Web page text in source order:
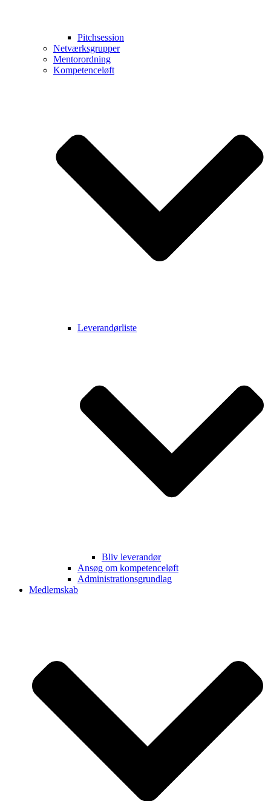
Pitchsession
Netværksgrupper
Mentorordning
Kompetenceløft
Leverandørliste
Bliv leverandør
Ansøg om kompetenceløft
Administrationsgrundlag
Medlemskab